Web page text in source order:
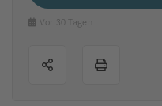
Vor 30 Tagen